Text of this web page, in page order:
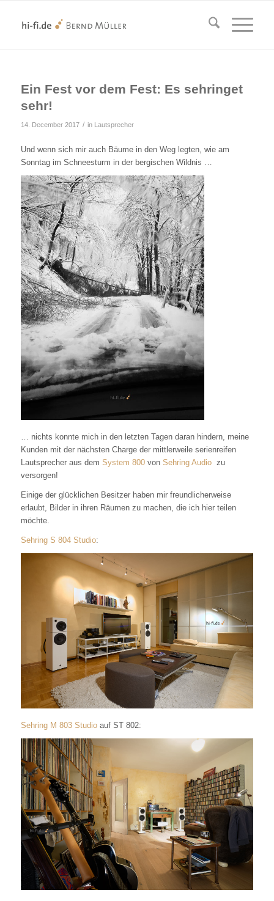
Ein Fest vor dem Fest: Es sehringet
sehr!
14. December 2017 / in Lautsprecher
Und wenn sich mir auch Bäume in den Weg legten, wie am
Sonntag im Schneesturm in der bergischen Wildnis …
… nichts konnte mich in den letzten Tagen daran hindern, meine
Kunden mit der nächsten Charge der mittlerweile serienreifen
Lautsprecher aus dem System 800von Sehring Audiozu
versorgen!
Einige der glücklichen Besitzer haben mir freundlicherweise
erlaubt, Bilder in ihren Räumen zu machen, die ich hier teilen
möchte.
Sehring S 804 Studio:
Sehring M 803 Studioauf ST 802: